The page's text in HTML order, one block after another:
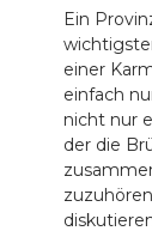
Ein
einer
einfach
nicht nur
der die